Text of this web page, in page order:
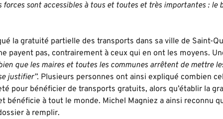
forces sont accessibles à tous et toutes et très importantes :
la gratuité partielle des transports dans sa ville de Saint-
payent pas, contrairement à ceux qui en ont les moyens.
que les maires et toutes les communes arrêtent de mettre
justifier”. Plusieurs personnes ont ainsi expliqué combien
pour bénéficier de transports gratuits, alors qu’établir la
bénéficie à tout le monde. Michel Magniez a ainsi reconnu
à remplir.